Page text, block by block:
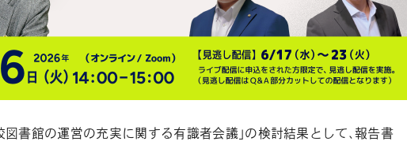
図書館の運営の充実に関する有識者会議」の検討結果として、報告書